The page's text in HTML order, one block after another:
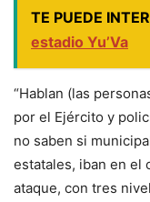
TE PUEDE
estadio Yu’Va
“Hablan (las
por el Ejército y
no saben si
estatales, iban en el
ataque, con tres